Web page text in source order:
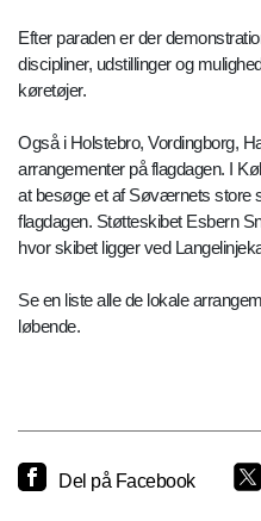
Efter paraden er der
discipliner, udstillinger og
køretøjer.
Også i Holstebro, Vordingborg,
arrangementer på flagdagen. I
at besøge et af Søværnets store
flagdagen. Støtteskibet Esbern
hvor skibet ligger ved
Se en liste alle de lokale
løbende.
Del på Facebook